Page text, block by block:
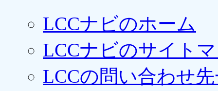
LCCナビのホーム
LCCナビのサイト
LCCの問い合わせ